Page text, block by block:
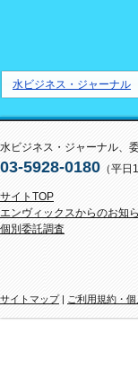
水ビジネス・ジャーナル
水ビジネス・ジャーナル、
03-5928-0180 （平
サイトTOP
エンヴィックスからのお知
個別委託調査
サイトマップ| ご利用規約・